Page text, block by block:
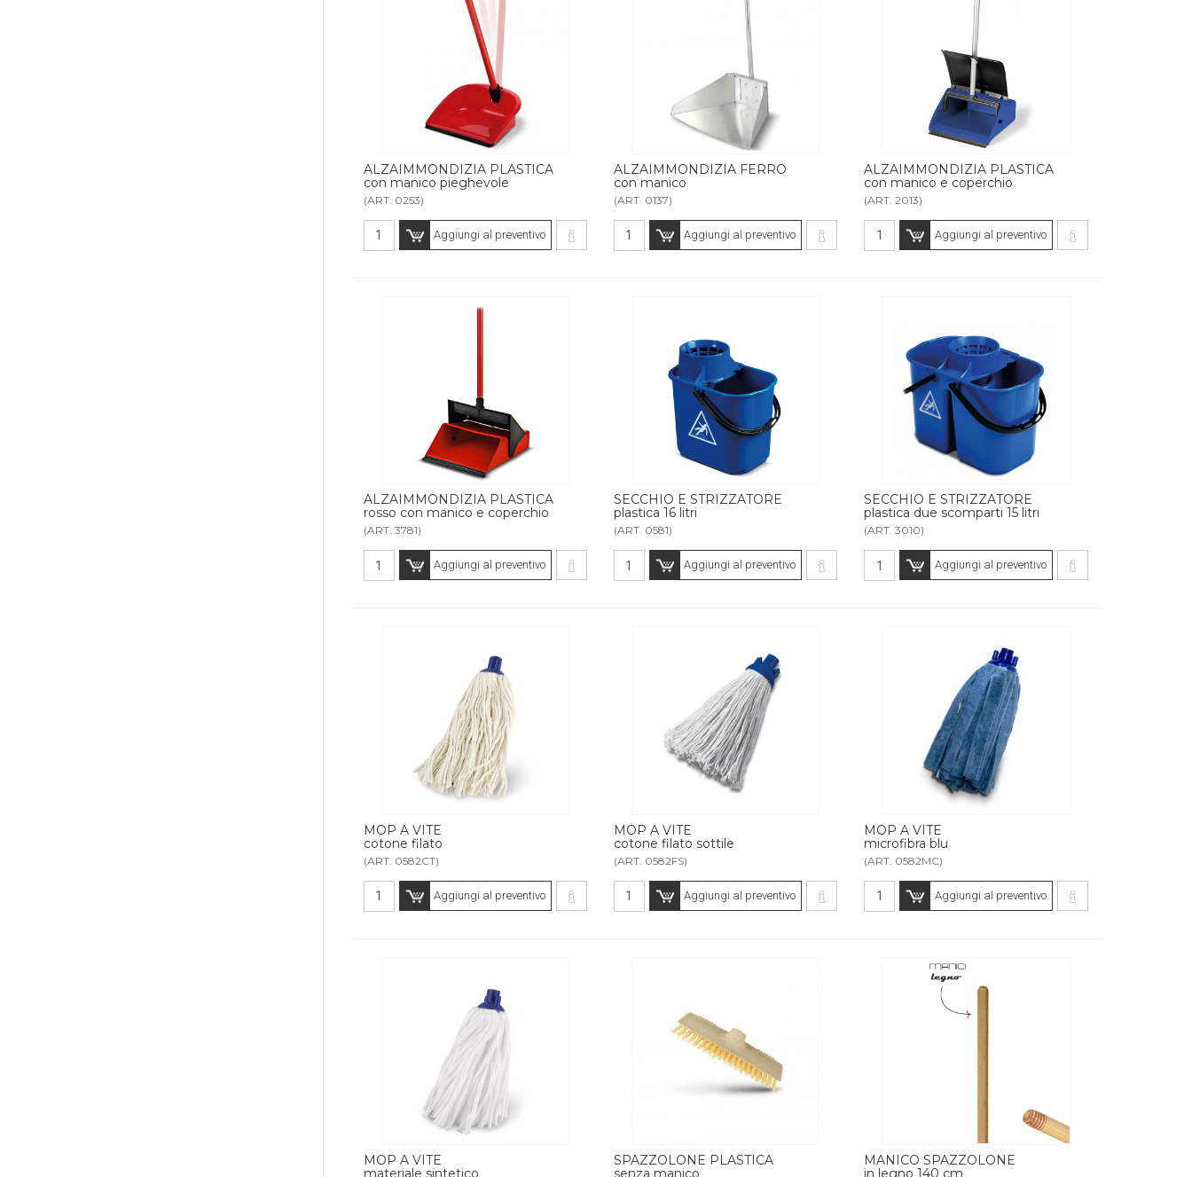
ALZAIMMONDIZIA PLASTICA
con manico pieghevole
(ART. 0253)
Aggiungi al preventivo
ALZAIMMONDIZIA FERRO
con manico
(ART. 0137)
Aggiungi al preventivo
ALZAIMMONDIZIA PLASTICA
con manico e coperchio
(ART. 2013)
Aggiungi al preventivo
ALZAIMMONDIZIA PLASTICA
rosso con manico e coperchio
(ART. 3781)
Aggiungi al preventivo
SECCHIO E STRIZZATORE
plastica 16 litri
(ART. 0581)
Aggiungi al preventivo
SECCHIO E STRIZZATORE
plastica due scomparti 15 litri
(ART. 3010)
Aggiungi al preventivo
MOP A VITE
cotone filato
(ART. 0582CT)
Aggiungi al preventivo
MOP A VITE
cotone filato sottile
(ART. 0582FS)
Aggiungi al preventivo
MOP A VITE
microfibra blu
(ART. 0582MC)
Aggiungi al preventivo
MOP A VITE
materiale sintetico
SPAZZOLONE PLASTICA
senza manico
MANICO SPAZZOLONE
in legno 140 cm